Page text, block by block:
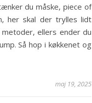
du måske, piece of
her skal der trylles lidt
ellers ender du
Så hop i køkkenet og
maj 19, 2025